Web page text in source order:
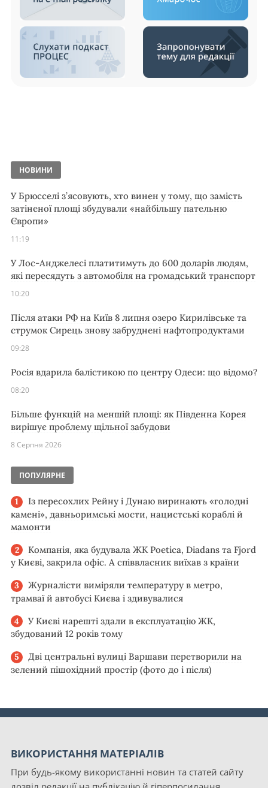
НОВИНИ
У Брюсселі з’ясовують, хто винен у тому, що замість
затіненої площі збудували «найбільшу пательню
Європи»
11:19
У Лос-Анджелесі платитимуть до 600 доларів людям,
які пересядуть з автомобіля на громадський транспорт
10:20
Після атаки РФ на Київ 8 липня озеро Кирилівське та
струмок Сирець знову забруднені нафтопродуктами
09:28
Росія вдарила балістикою по центру Одеси: що відомо?
08:20
Більше функцій на меншій площі: як Південна Корея
вирішує проблему щільної забудови
8 Серпня 2026
ПОПУЛЯРНЕ
Із пересохлих Рейну і Дунаю виринають «голодні
камені», давньоримські мости, нацистські кораблі й
мамонти
Компанія, яка будувала ЖК Poetica, Diadans та Fjord
у Києві, закрила офіс. А співвласник виїхав з країни
Журналісти виміряли температуру в метро,
трамваї й автобусі Києва і здивувалися
У Києві нарешті здали в експлуатацію ЖК,
збудований 12 років тому
Дві центральні вулиці Варшави перетворили на
зелений пішохідний простір (фото до і після)
ВИКОРИСТАННЯ МАТЕРІАЛІВ
При будь-якому використанні новин та статей сайту